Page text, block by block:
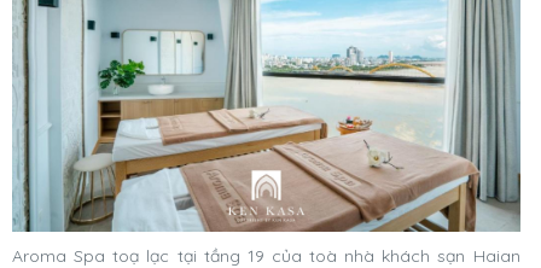
Aroma Spa toạ lạc tại tầng 19 của toà nhà khách sạn Haian